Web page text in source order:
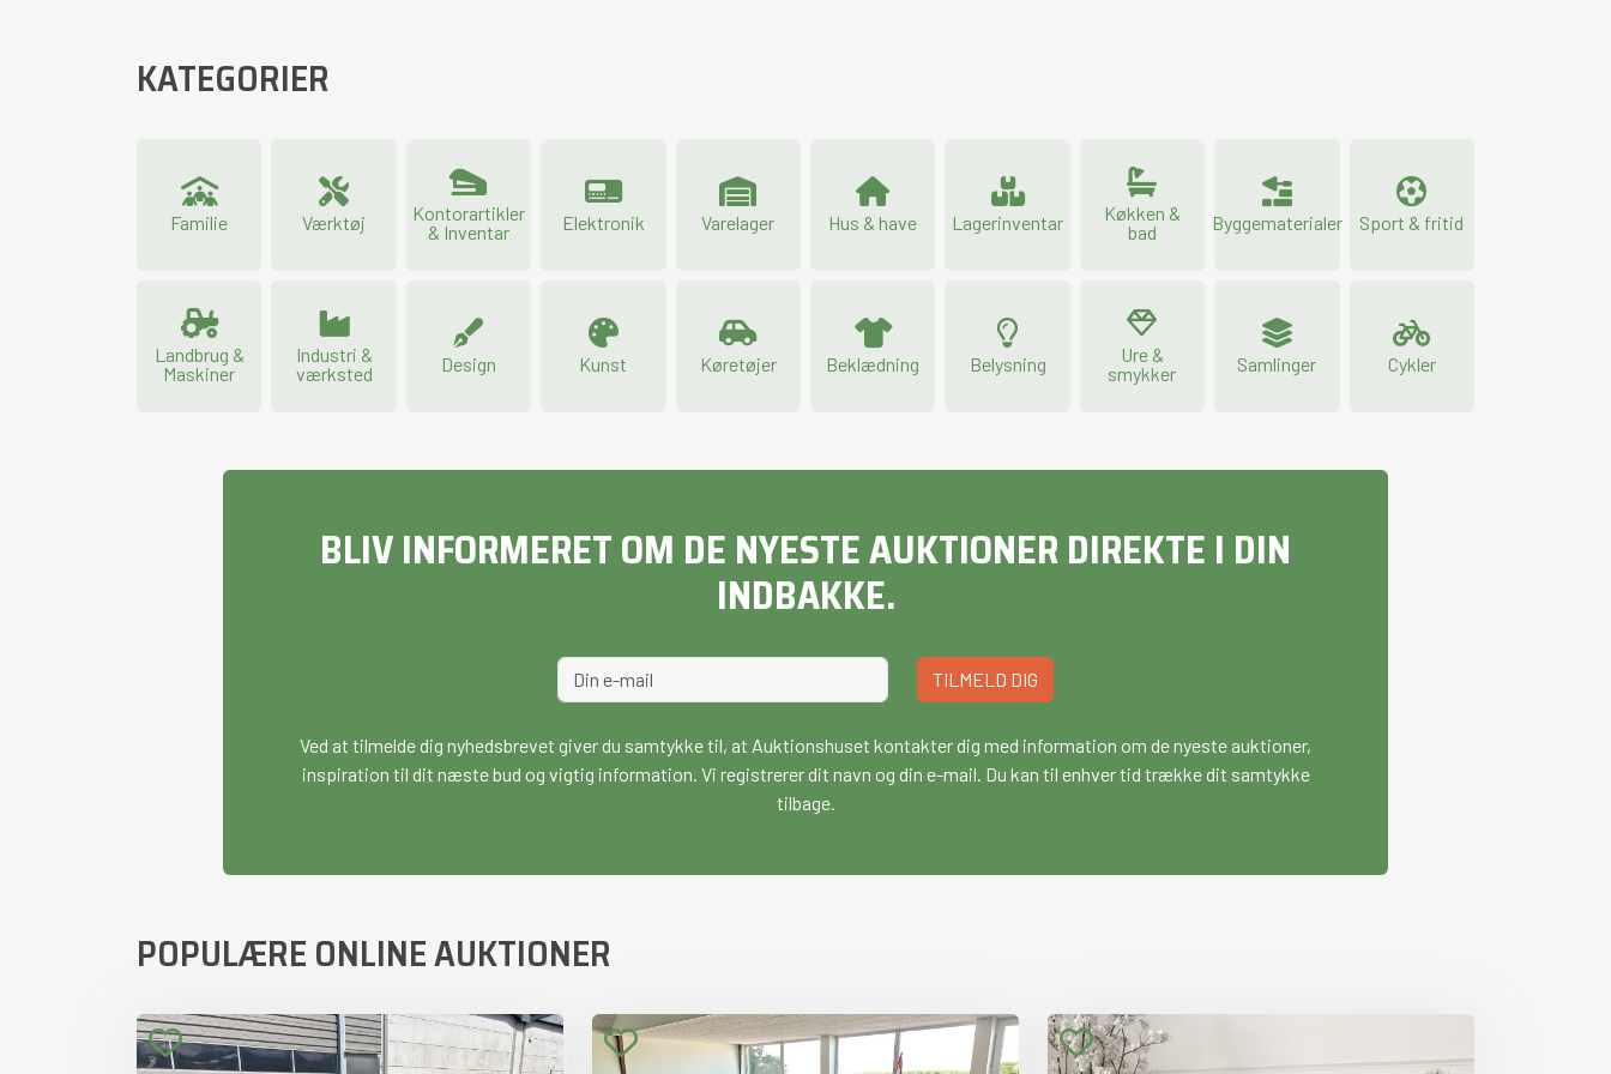
KATEGORIER
Familie Værktøj
Kontorartikler
& Inventar
Elektronik Varelager Hus & have Lagerinventar
Køkken &
bad
Byggematerialer Sport & fritid
Landbrug &
Maskiner
Industri &
værksted
Design Kunst Køretøjer Beklædning Belysning
Ure &
smykker
Samlinger Cykler
BLIV INFORMERET OM DE NYESTE AUKTIONER DIREKTE I DIN
INDBAKKE.
TILMELD DIG
Ved at tilmelde dig nyhedsbrevet giver du samtykke til, at Auktionshuset kontakter dig med information om de nyeste auktioner,
inspiration til dit næste bud og vigtig information. Vi registrerer dit navn og din e-mail. Du kan til enhver tid trække dit samtykke
tilbage.
POPULÆRE ONLINE AUKTIONER